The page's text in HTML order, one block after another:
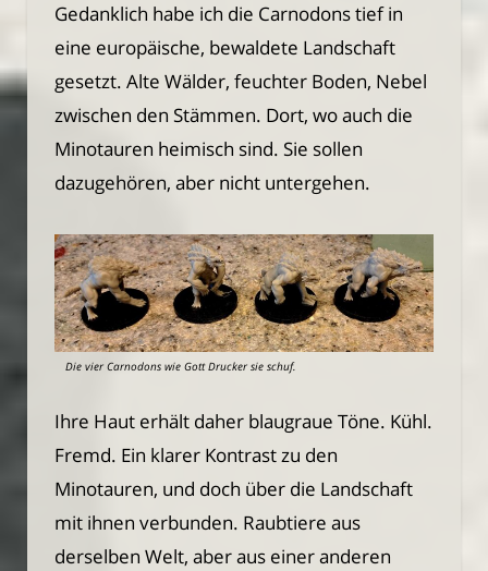
Gedanklich habe ich die Carnodons tief in
eine europäische, bewaldete Landschaft
gesetzt. Alte Wälder, feuchter Boden, Nebel
zwischen den Stämmen. Dort, wo auch die
Minotauren heimisch sind. Sie sollen
dazugehören, aber nicht untergehen.
Die vier Carnodons wie Gott Drucker sie schuf.
Ihre Haut erhält daher blaugraue Töne. Kühl.
Fremd. Ein klarer Kontrast zu den
Minotauren, und doch über die Landschaft
mit ihnen verbunden. Raubtiere aus
derselben Welt, aber aus einer anderen